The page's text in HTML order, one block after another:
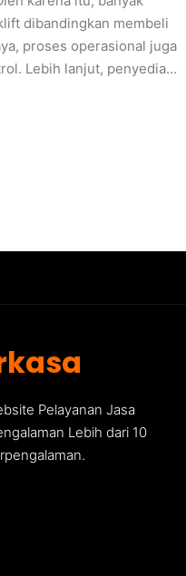
dibandingkan membeli
proses operasional juga
Lebih lanjut, penyedia…
Pelayanan Jasa
Lebih dari 10